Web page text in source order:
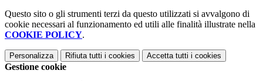
Questo sito o gli strumenti terzi da questo utilizzati si avvalgono di
cookie necessari al funzionamento ed utili alle finalità illustrate nella
COOKIE POLICY.
Personalizza Rifiuta tutti i cookies Accetta tutti i cookies
Gestione cookie